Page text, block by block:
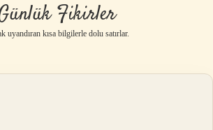
Yasal Uyarı
Fikirler
uyandıran kısa bilgilerle dolu satırlar.